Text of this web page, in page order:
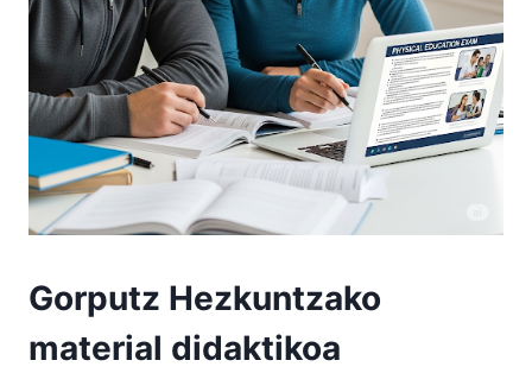
Gorputz Hezkuntzako
material didaktikoa